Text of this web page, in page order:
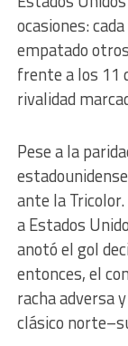
ocasiones:
empatado
frente a los 11
rivalidad
Pese a la
ante la
a Estados
anotó el gol
entonces, el
racha adversa
clásico